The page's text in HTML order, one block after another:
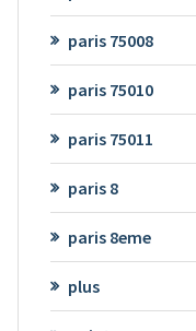
paris 75008
paris 75010
paris 75011
paris 8
paris 8eme
plus